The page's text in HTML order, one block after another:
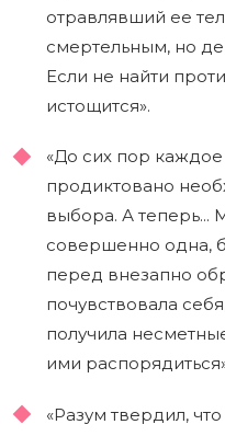
отравлявший ее
смертельным, но
Если не найти
истощится».
«До сих пор
продиктовано
выбора. А теперь...
совершенно одна,
перед внезапно
почувствовала
получила
ими
«Разум твердил,